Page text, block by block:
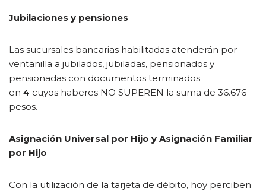
Jubilaciones y pensiones
Las sucursales bancarias habilitadas atenderán por
ventanilla a jubilados, jubiladas, pensionados y
pensionadas con documentos terminados
en 4 cuyos haberes NO SUPEREN la suma de 36.676
pesos.
Asignación Universal por Hijo y Asignación Familiar
por Hijo
Con la utilización de la tarjeta de débito, hoy perciben